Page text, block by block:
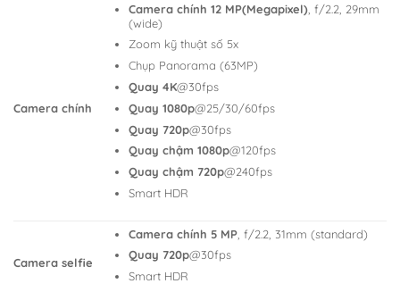
Camera chính
Camera chính 12 MP(Megapixel) , f/2.2, 29mm
(wide)
Zoom kỹ thuật số 5x
Chụp Panorama (63MP)
Quay 4K@30fps
Quay 1080p@25/30/60fps
Quay 720p@30fps
Quay chậm 1080p@120fps
Quay chậm 720p@240fps
Smart HDR
Camera selfie
Camera chính 5 MP , f/2.2, 31mm (standard)
Quay 720p@30fps
Smart HDR